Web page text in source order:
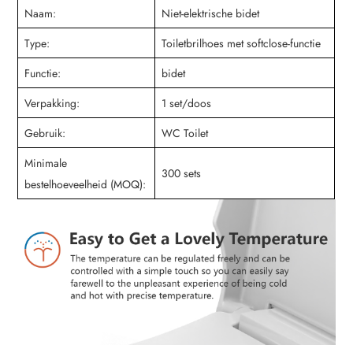
Naam:
Niet-elektrische bidet
Type:
Toiletbrilhoes met softclose-functie
Functie:
bidet
Verpakking:
1 set/doos
Gebruik:
WC Toilet
Minimale
bestelhoeveelheid (MOQ):
300 sets